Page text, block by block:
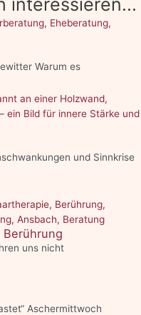
Warum es
und Sinnkrise
Berührung
uns nicht
Aschermittwoch